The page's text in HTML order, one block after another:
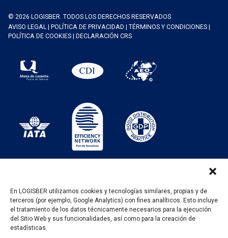
En LOGISBER utilizamos cookies y tecnologías similares, propias y de
terceros (por ejemplo, Google Analytics) con fines analíticos. Esto incluye
el tratamiento de los datos técnicamente necesarios para la ejecución
del Sitio Web y sus funcionalidades, así como para la creación de
estadísticas.
© 2026 LOGISBER. TODOS LOS DERECHOS RESERVADOS
AVISO LEGAL| POLÍTICA DE PRIVACIDAD TÉRMINOS Y CONDICIONES
POLÍTICA DE COOKIES
DECLARACIÓN CRS
PROGRAMA KIT DIGITAL FINANCIADO POR LOS
FONDOS NEXT GENERATION DEL MECANISMO DE